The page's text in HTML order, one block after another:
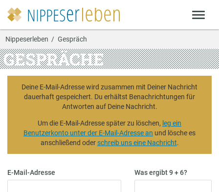
Nippeserleben Gespräch
GESPRÄCHE
Deine E-Mail-Adresse wird zusammen mit Deiner Nachricht
dauerhaft gespeichert. Du erhältst Benachrichtungen für
Antworten auf Deine Nachricht.
Um die E-Mail-Adresse später zu löschen, leg ein
Benutzerkonto unter der E-Mail-Adresse an und lösche es
anschließend oderschreib uns eine Nachricht.
E-Mail-Adresse Was ergibt 9 + 6?